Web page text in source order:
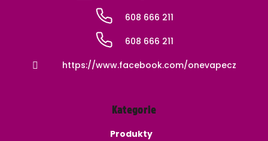
608 666 211
608 666 211
https://www.facebook.com/onevapecz
Kategorie
Produkty